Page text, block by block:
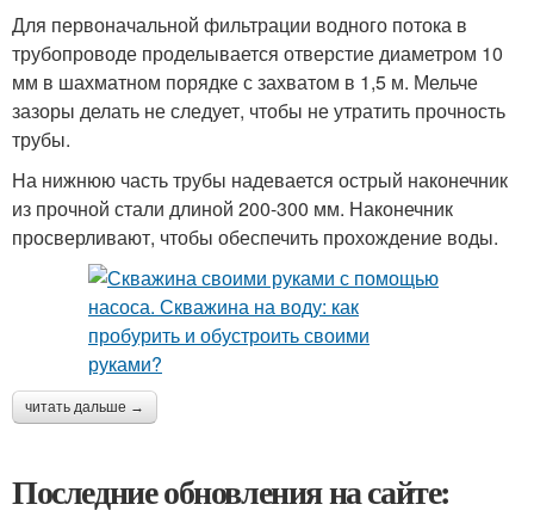
Для первоначальной фильтрации водного потока в
трубопроводе проделывается отверстие диаметром 10
мм в шахматном порядке с захватом в 1,5 м. Мельче
зазоры делать не следует, чтобы не утратить прочность
трубы.
На нижнюю часть трубы надевается острый наконечник
из прочной стали длиной 200-300 мм. Наконечник
просверливают, чтобы обеспечить прохождение воды.
читать дальше →
Последние обновления на сайте: